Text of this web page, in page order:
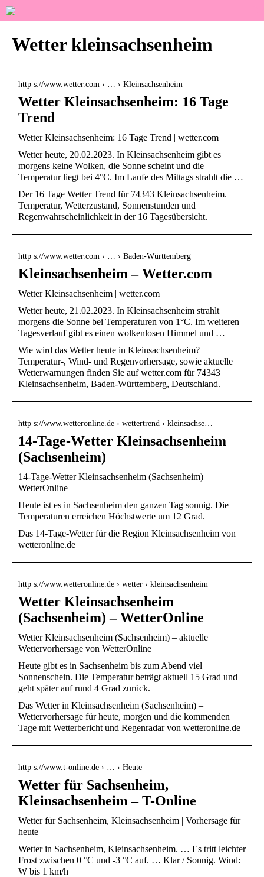
Wetter kleinsachsenheim
http s://www.wetter.com › … › Kleinsachsenheim
Wetter Kleinsachsenheim: 16 Tage
Trend
Wetter Kleinsachsenheim: 16 Tage Trend | wetter.com
Wetter heute, 20.02.2023. In Kleinsachsenheim gibt es
morgens keine Wolken, die Sonne scheint und die
Temperatur liegt bei 4°C. Im Laufe des Mittags strahlt die …
Der 16 Tage Wetter Trend für 74343 Kleinsachsenheim.
Temperatur, Wetterzustand, Sonnenstunden und
Regenwahrscheinlichkeit in der 16 Tagesübersicht.
http s://www.wetter.com › … › Baden-Württemberg
Kleinsachsenheim – Wetter.com
Wetter Kleinsachsenheim | wetter.com
Wetter heute, 21.02.2023. In Kleinsachsenheim strahlt
morgens die Sonne bei Temperaturen von 1°C. Im weiteren
Tagesverlauf gibt es einen wolkenlosen Himmel und …
Wie wird das Wetter heute in Kleinsachsenheim?
Temperatur-, Wind- und Regenvorhersage, sowie aktuelle
Wetterwarnungen finden Sie auf wetter.com für 74343
Kleinsachsenheim, Baden-Württemberg, Deutschland.
http s://www.wetteronline.de › wettertrend › kleinsachse…
14-Tage-Wetter Kleinsachsenheim
(Sachsenheim)
14-Tage-Wetter Kleinsachsenheim (Sachsenheim) –
WetterOnline
Heute ist es in Sachsenheim den ganzen Tag sonnig. Die
Temperaturen erreichen Höchstwerte um 12 Grad.
Das 14-Tage-Wetter für die Region Kleinsachsenheim von
wetteronline.de
http s://www.wetteronline.de › wetter › kleinsachsenheim
Wetter Kleinsachsenheim
(Sachsenheim) – WetterOnline
Wetter Kleinsachsenheim (Sachsenheim) – aktuelle
Wettervorhersage von WetterOnline
Heute gibt es in Sachsenheim bis zum Abend viel
Sonnenschein. Die Temperatur beträgt aktuell 15 Grad und
geht später auf rund 4 Grad zurück.
Das Wetter in Kleinsachsenheim (Sachsenheim) –
Wettervorhersage für heute, morgen und die kommenden
Tage mit Wetterbericht und Regenradar von wetteronline.de
http s://www.t-online.de › … › Heute
Wetter für Sachsenheim,
Kleinsachsenheim – T-Online
Wetter für Sachsenheim, Kleinsachsenheim | Vorhersage für
heute
Wetter in Sachsenheim, Kleinsachsenheim. … Es tritt leichter
Frost zwischen 0 °C und -3 °C auf. … Klar / Sonnig. Wind:
W bis 1 km/h